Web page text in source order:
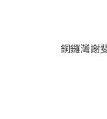
銅鑼灣謝